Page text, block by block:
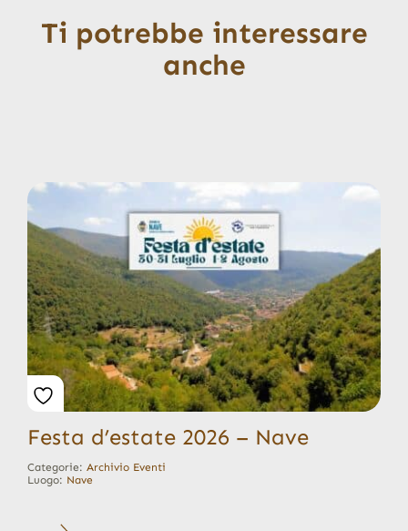
Ti potrebbe interessare
anche
Festa d’estate 2026 – Nave
Categorie: Archivio Eventi
Luogo: Nave